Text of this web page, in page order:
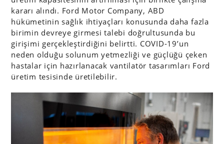
kararı alındı. Ford Motor Company, ABD
hükümetinin sağlık ihtiyaçları konusunda daha fazla
birimin devreye girmesi talebi doğrultusunda bu
girişimi gerçekleştirdiğini belirtti. COVID-19’un
neden olduğu solunum yetmezliği ve güçlüğü çeken
hastalar için hazırlanacak vantilatör tasarımları Ford
üretim tesisinde üretilebilir.